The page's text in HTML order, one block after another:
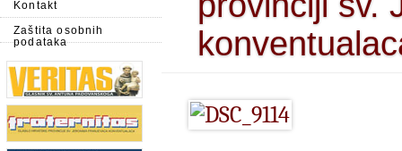
Kontakt
Zaštita osobnih
podataka